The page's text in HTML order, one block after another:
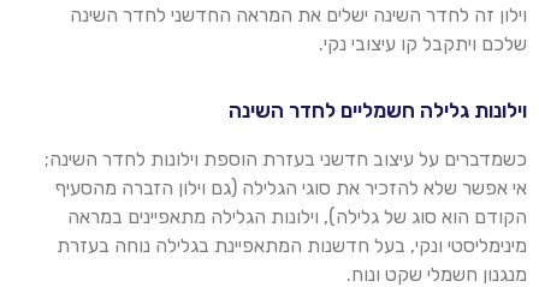
וילון זה לחדר השינה ישלים את המראה החדשני לחדר השינה
שלכם ויתקבל קו עיצובי נקי.
וילונות גלילה חשמליים לחדר השינה
כשמדברים על עיצוב חדשני בעזרת הוספת וילונות לחדר השינה;
אי אפשר שלא להזכיר את סוגי הגלילה (גם וילון הזברה מהסעיף
הקודם הוא סוג של גלילה), וילונות הגלילה מתאפיינים במראה
מינימליסטי ונקי, בעל חדשנות המתאפיינת בגלילה נוחה בעזרת
מנגנון חשמלי שקט ונוח.